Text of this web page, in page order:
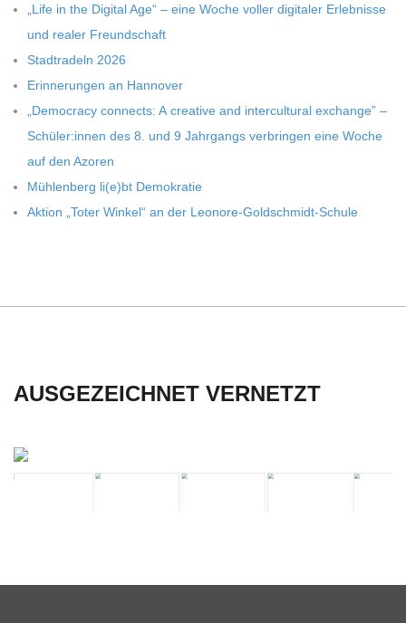
D
T
-
S
C
L
„Life in the Digi­tal Age“ – eine Woche vol­ler digi­ta­ler Erleb­nisse
und rea­ler Freundschaft
Stadt­ra­deln 2026
Erin­ne­run­gen an Hannover
„Demo­cracy con­nects: A crea­tive and inter­cul­tu­ral exch­ange” –
Schüler:innen des 8. und 9 Jahr­gangs ver­brin­gen eine Woche
auf den Azoren
Müh­len­berg li(e)bt Demokratie
Aktion „Toter Win­kel“ an der Leonore-Goldschmidt-Schule
AUSGEZEICHNET VERNETZT